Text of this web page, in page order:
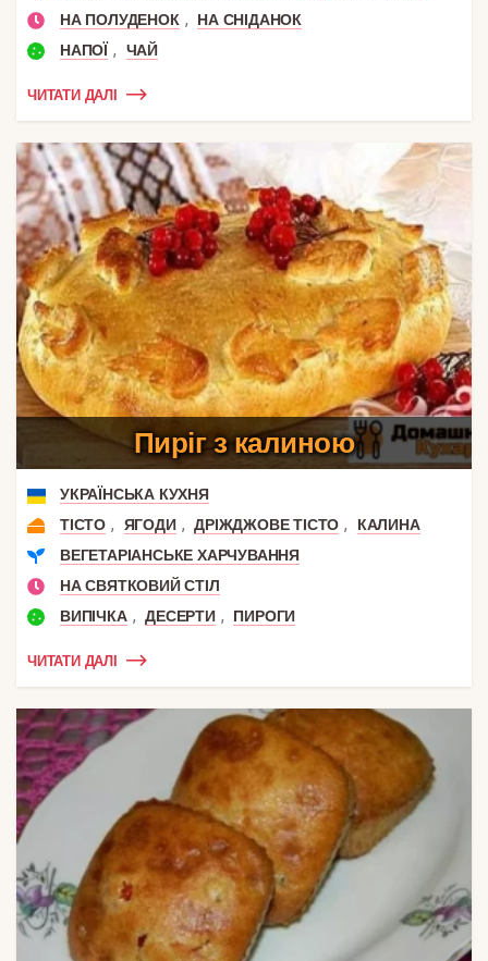
НА ПОЛУДЕНОК ,
НА СНІДАНОК
НАПОЇ , ЧАЙ
ЧИТАТИ ДАЛІ
Пиріг з калиною
УКРАЇНСЬКА КУХНЯ
ТІСТО , ЯГОДИ , ДРІЖДЖОВЕ ТІСТО ,
КАЛИНА
ВЕГЕТАРІАНСЬКЕ ХАРЧУВАННЯ
НА СВЯТКОВИЙ СТІЛ
ВИПІЧКА , ДЕСЕРТИ , ПИРОГИ
ЧИТАТИ ДАЛІ